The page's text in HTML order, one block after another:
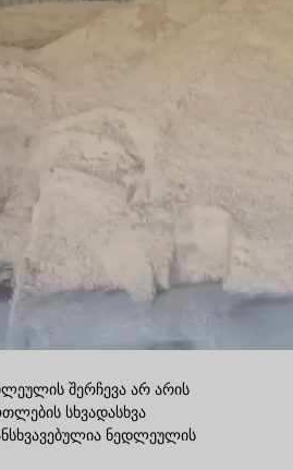
შერჩევა არ არის
სხვადასხვა
ნედლეულის